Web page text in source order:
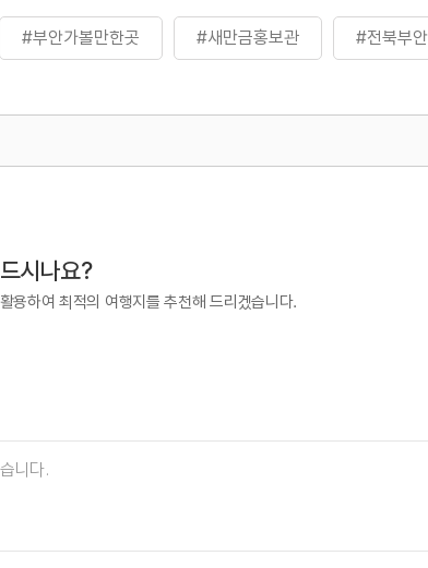
#부안가볼만한곳 #새만금홍보관 #전북부안
시나요?
용하여 최적의 여행지를 추천해 드리겠습니다.